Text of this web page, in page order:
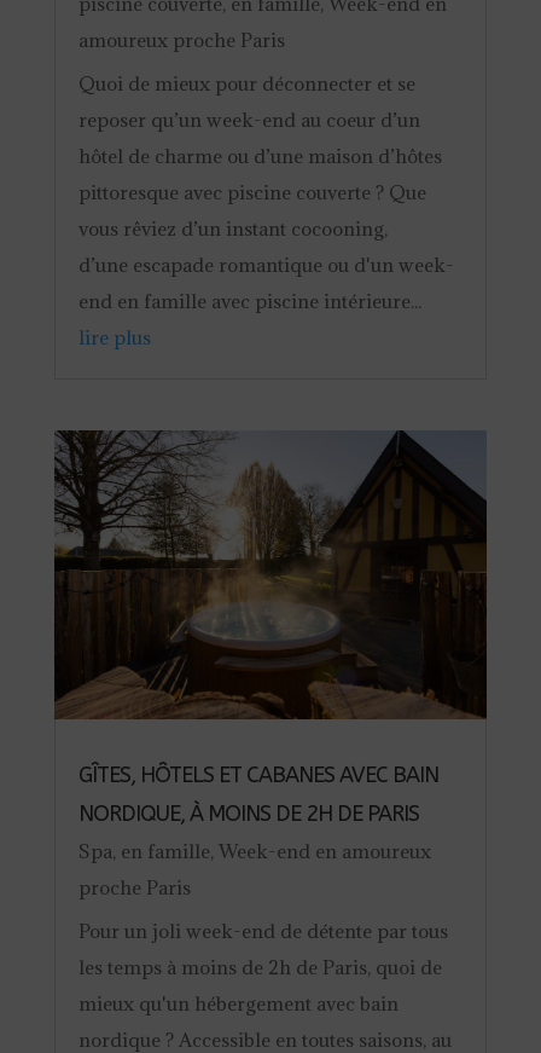
amoureux proche Paris
Quoi de mieux pour déconnecter et se
reposer qu’un week-end au coeur d’un
hôtel de charme ou d’une maison d’hôtes
pittoresque avec piscine couverte ? Que
vous rêviez d’un instant cocooning,
d’une escapade romantique ou d'un week-
end en famille avec piscine intérieure...
lire plus
GÎTES, HÔTELS ET CABANES AVEC BAIN
NORDIQUE, À MOINS DE 2H DE PARIS
Spa, en famille, Week-end en amoureux
proche Paris
Pour un joli week-end de détente par tous
les temps à moins de 2h de Paris, quoi de
mieux qu'un hébergement avec bain
nordique ? Accessible en toutes saisons, au